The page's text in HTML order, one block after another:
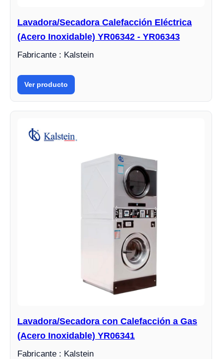
Lavadora/Secadora Calefacción Eléctrica
(Acero Inoxidable) YR06342 - YR06343
Fabricante : Kalstein
Ver producto
Lavadora/Secadora con Calefacción a Gas
(Acero Inoxidable) YR06341
Fabricante : Kalstein